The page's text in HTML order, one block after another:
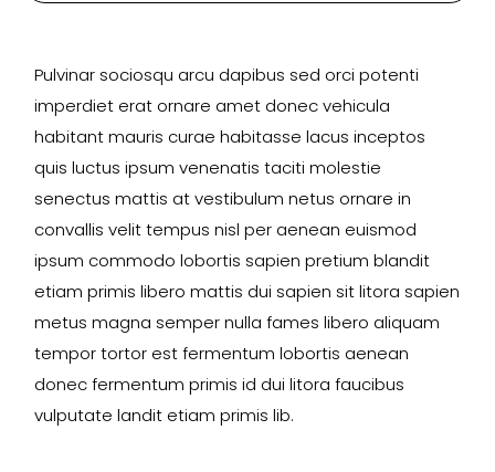
Pulvinar sociosqu arcu dapibus sed orci potenti
imperdiet erat ornare amet donec vehicula
habitant mauris curae habitasse lacus inceptos
quis luctus ipsum venenatis taciti molestie
senectus mattis at vestibulum netus ornare in
convallis velit tempus nisl per aenean euismod
ipsum commodo lobortis sapien pretium blandit
etiam primis libero mattis dui sapien sit litora sapien
metus magna semper nulla fames libero aliquam
tempor tortor est fermentum lobortis aenean
donec fermentum primis id dui litora faucibus
vulputate landit etiam primis lib.